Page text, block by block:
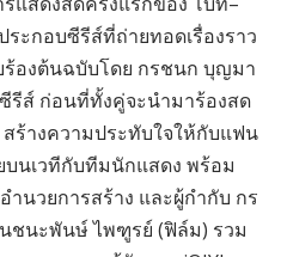
ระกอบซีรีส์ที่ถ่ายทอดเรื่องราว
องต้นฉบับโดย กรชนก บุญมา
รีส์ ก่อนที่ทั้งคู่จะนำมาร้องสด
ร้างความประทับใจให้กับแฟน
นเวทีกับทีมนักแสดง พร้อม
นวยการสร้าง และผู้กำกับ กร
ชนะพันษ์ ไพฑูรย์ (ฟิล์ม) รวม